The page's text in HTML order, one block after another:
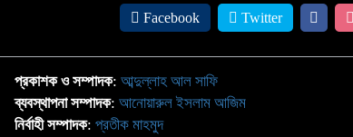
Facebook Twitter
প্রকাশক ও সম্পাদক: আব্দুল্লাহ আল সাফি
ব্যবস্থাপনা সম্পাদক: আনোয়ারুল ইসলাম আজিম
নির্বাহী সম্পাদক: প্রতীক মাহমুদ